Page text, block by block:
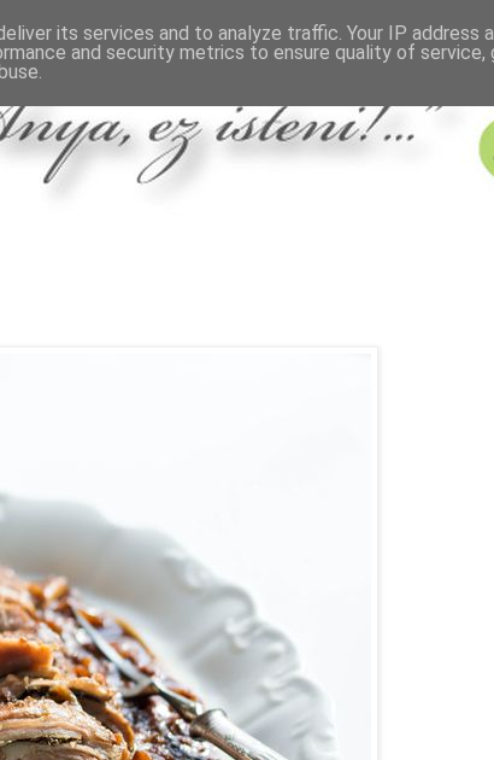
its services and to analyze traffic. Your IP address
and security metrics to ensure quality of service,